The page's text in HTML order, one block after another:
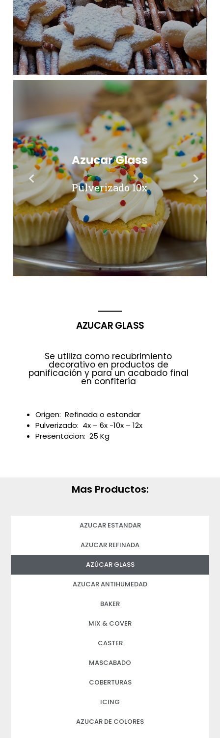
AZUCAR GLASS
Se utiliza como recubrimiento
decorativo en productos de
panificación y para un acabado final
en confitería
Origen: Refinada o estandar
Pulverizado: 4x – 6x -10x – 12x
Presentacion: 25 Kg
Mas Productos:
AZUCAR ESTANDAR
AZUCAR REFINADA
AZÙCAR GLASS
AZUCAR ANTIHUMEDAD
BAKER
MIX & COVER
CASTER
MASCABADO
COBERTURAS
ICING
AZUCAR DE COLORES